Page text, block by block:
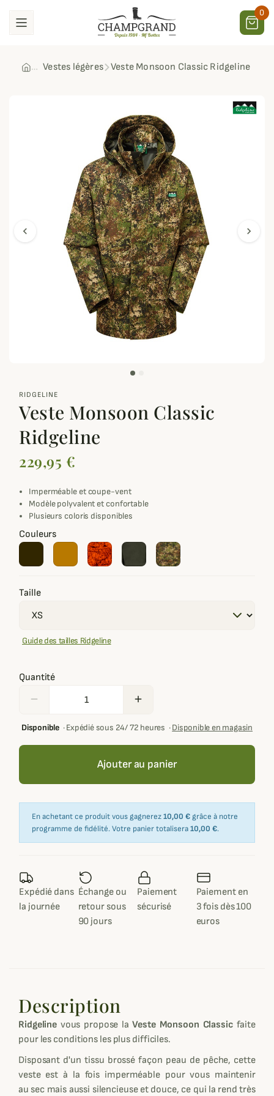
0
Vestes légères Veste Monsoon Classic Ridgeline
chevron_left
zoom_out_map
chevron_right
RIDGELINE
Veste Monsoon Classic
Ridgeline
229,95 €
Imperméable et coupe-vent
Modèle polyvalent et confortable
Plusieurs coloris disponibles
Couleurs
Taille
Guide des tailles Ridgeline
Quantité
remove add
Disponible·Expédié sous 24/ 72 heures ·Disponible en magasin
Ajouter au panier
En achetant ce produit vous gagnerez10,00 € grâce à notre
programme de fidélité. Votre panier totalisera10,00 €.
Expédié dans
la journée
Échange ou
retour sous
90 jours
Paiement
sécurisé
Paiement en
3 fois dès 100
euros
Description
Ridgeline vous propose laVeste Monsoon Classic faite
pour les conditions les plus difficiles.
Disposant d'un tissu brossé façon peau de pêche, cette
veste est à la fois imperméable pour vous maintenir
au sec mais aussi silencieuse et douce, ce qui la rend très